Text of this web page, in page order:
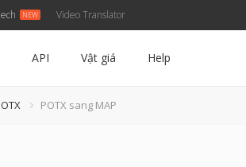
Video Translator
API Vật giá Help
POTX sang MAP